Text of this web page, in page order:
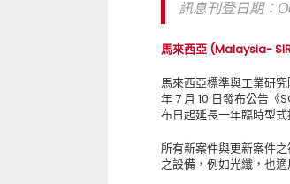
訊息刊登日期：
馬來西亞 (Malaysia-
馬來西亞標準與工業研
年7 月 10 日發布公告《
布日起延長一年臨時型
所有新案件與更新案件
之設備，例如光纖，也